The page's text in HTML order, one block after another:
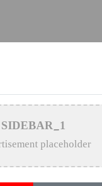
SIDEBAR_1
placeholder